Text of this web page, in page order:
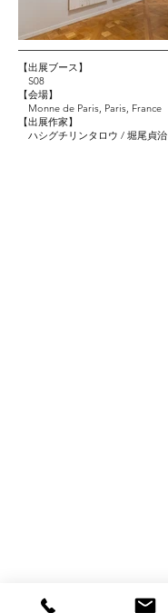
【出展ブース】
S08
【会場】
Monne de Paris, Paris, France
【出展作家】
ハシグチリンタロウ / 堀尾貞治